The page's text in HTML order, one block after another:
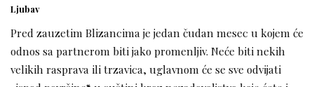
Ljubav
Pred zauzetim Blizancima je jedan čudan mesec u kojem će
odnos sa partnerom biti jako promenljiv. Neće biti nekih
velikih rasprava ili trzavica, uglavnom će se sve odvijati